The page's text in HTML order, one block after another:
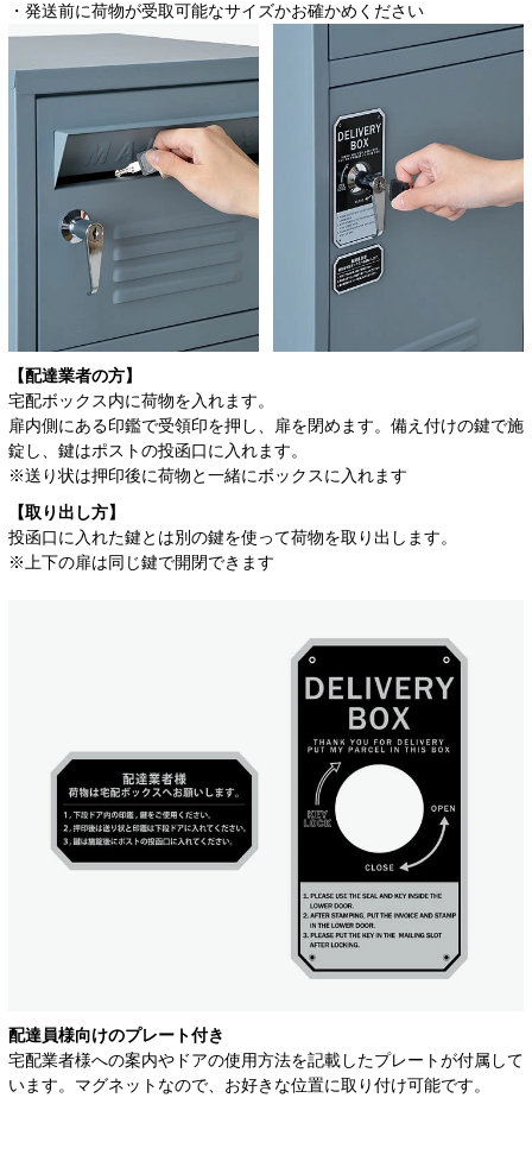
・発送前に荷物が受取可能なサイズかお確かめください
【配達業者の方】
宅配ボックス内に荷物を入れます。
扉内側にある印鑑で受領印を押し、扉を閉めます。備え付けの鍵で施
錠し、鍵はポストの投函口に入れます。
※送り状は押印後に荷物と一緒にボックスに入れます
【取り出し方】
投函口に入れた鍵とは別の鍵を使って荷物を取り出します。
※上下の扉は同じ鍵で開閉できます
配達員様向けのプレート付き
宅配業者様への案内やドアの使用方法を記載したプレートが付属して
います。マグネットなので、お好きな位置に取り付け可能です。